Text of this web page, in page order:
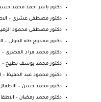
دكتور ياسر احمد محمد
دكتور مصطفى عشرى –
دكتور مصطفى محمود
دكتور ممدوح طه الخولى –
دكتور محمد مراد المصرى –
دكتور محمد يوسف بطيخ –
دكتور محمود عبد الحفيظ –
دكتور محمد حسن – الاطفال
دكتور محمد رمضان –